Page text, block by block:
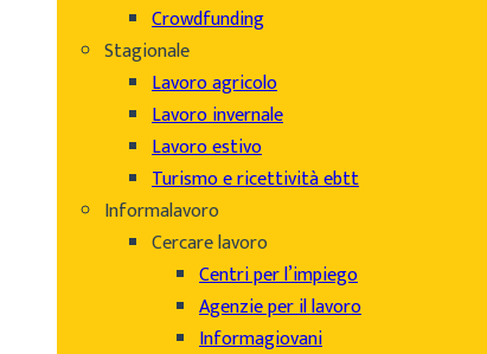
Crowdfunding
Stagionale
Lavoro agricolo
Lavoro invernale
Lavoro estivo
Turismo e ricettività ebtt
Informalavoro
Cercare lavoro
Centri per l’impiego
Agenzie per il lavoro
Informagiovani